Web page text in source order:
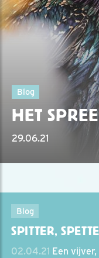
Blog
HET
29.06.21
Blog
SPITTER,
02.04.21 Een